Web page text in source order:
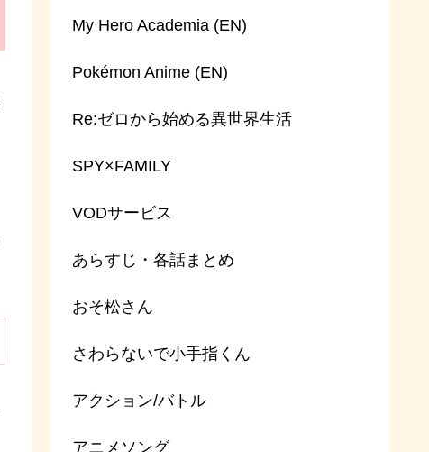
My Hero Academia (EN)
Pokémon Anime (EN)
Re:ゼロから始める異世界生活
SPY×FAMILY
VODサービス
あらすじ・各話まとめ
おそ松さん
さわらないで小手指くん
アクション/バトル
アニメソング